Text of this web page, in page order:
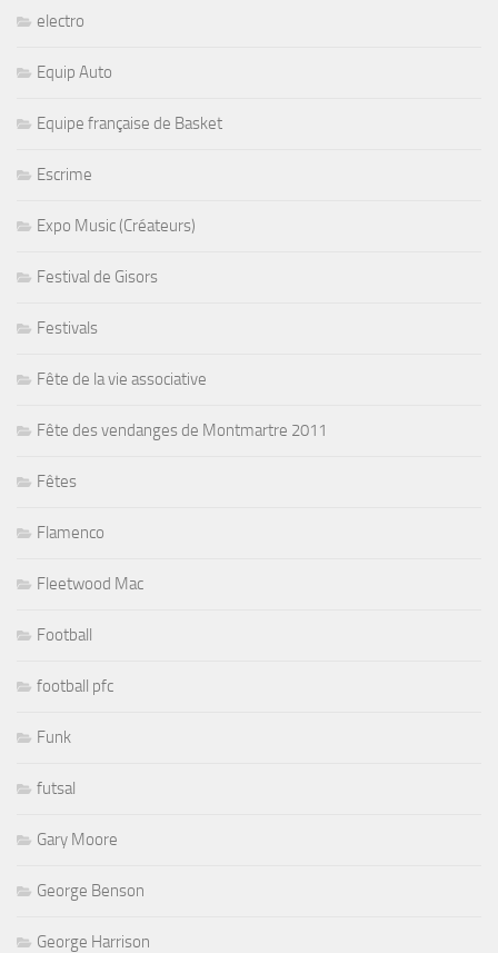
electro
Equip Auto
Equipe française de Basket
Escrime
Expo Music (Créateurs)
Festival de Gisors
Festivals
Fête de la vie associative
Fête des vendanges de Montmartre 2011
Fêtes
Flamenco
Fleetwood Mac
Football
football pfc
Funk
futsal
Gary Moore
George Benson
George Harrison